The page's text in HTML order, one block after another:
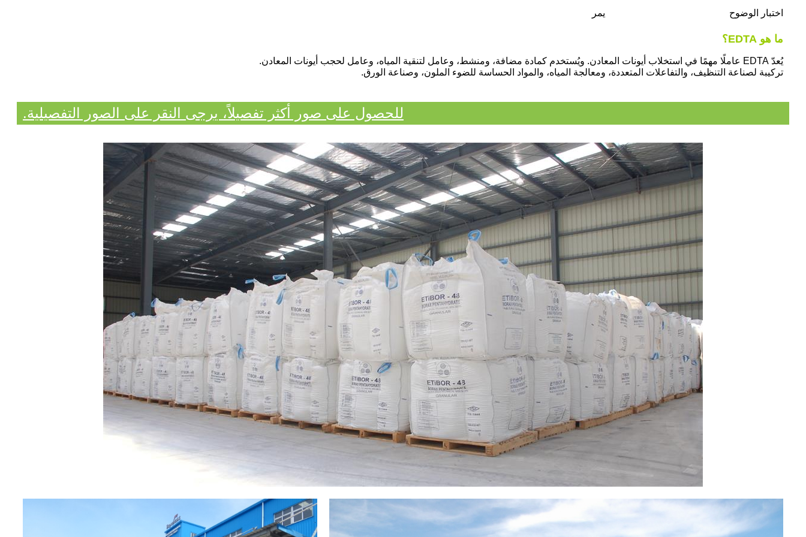
اختبار الوضوح يمر
ما هو EDTA؟
يُعدّ EDTA عاملًا مهمًا في استخلاب أيونات المعادن. ويُستخدم كمادة مضافة، ومنشط، وعامل لتنقية المياه، وعامل لحجب أيونات المعادن.
تركيبة لصناعة التنظيف، والتفاعلات المتعددة، ومعالجة المياه، والمواد الحساسة للضوء الملون، وصناعة الورق.
للحصول على صور أكثر تفصيلاً، يرجى النقر على الصور التفصيلية.